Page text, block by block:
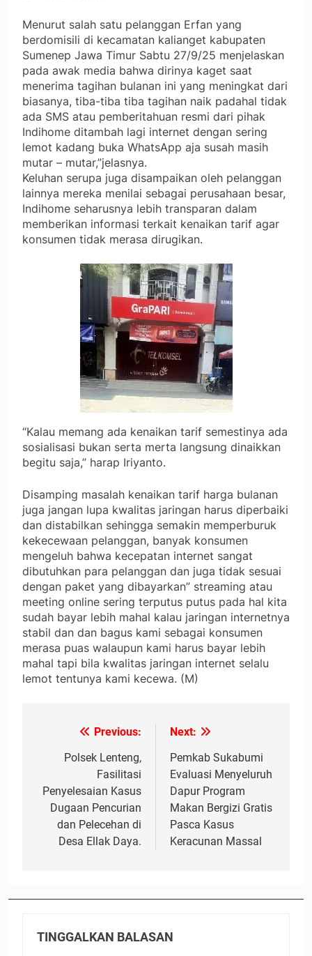
Menurut salah satu pelanggan Erfan yang
berdomisili di kecamatan kalianget kabupaten
Sumenep Jawa Timur Sabtu 27/9/25 menjelaskan
pada awak media bahwa dirinya kaget saat
menerima tagihan bulanan ini yang meningkat dari
biasanya, tiba-tiba tiba tagihan naik padahal tidak
ada SMS atau pemberitahuan resmi dari pihak
Indihome ditambah lagi internet dengan sering
lemot kadang buka WhatsApp aja susah masih
mutar – mutar,”jelasnya.
Keluhan serupa juga disampaikan oleh pelanggan
lainnya mereka menilai sebagai perusahaan besar,
Indihome seharusnya lebih transparan dalam
memberikan informasi terkait kenaikan tarif agar
konsumen tidak merasa dirugikan.
“Kalau memang ada kenaikan tarif semestinya ada
sosialisasi bukan serta merta langsung dinaikkan
begitu saja,” harap Iriyanto.
Disamping masalah kenaikan tarif harga bulanan
juga jangan lupa kwalitas jaringan harus diperbaiki
dan distabilkan sehingga semakin memperburuk
kekecewaan pelanggan, banyak konsumen
mengeluh bahwa kecepatan internet sangat
dibutuhkan para pelanggan dan juga tidak sesuai
dengan paket yang dibayarkan” streaming atau
meeting online sering terputus putus pada hal kita
sudah bayar lebih mahal kalau jaringan internetnya
stabil dan dan bagus kami sebagai konsumen
merasa puas walaupun kami harus bayar lebih
mahal tapi bila kwalitas jaringan internet selalu
lemot tentunya kami kecewa. (M)
NavigasiPrevious:
Polsek Lenteng,
Fasilitasi
Penyelesaian Kasus
Dugaan Pencurian
dan Pelecehan di
Desa Ellak Daya.
Next:
Pemkab Sukabumi
Evaluasi Menyeluruh
Dapur Program
Makan Bergizi Gratis
Pasca Kasus
Keracunan Massal
TINGGALKAN BALASAN